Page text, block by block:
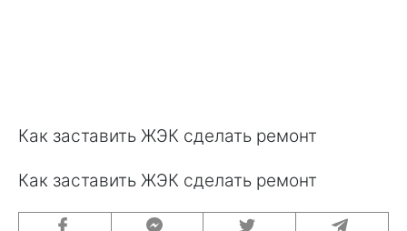
Как заставить ЖЭК сделать ремонт
Как заставить ЖЭК сделать ремонт